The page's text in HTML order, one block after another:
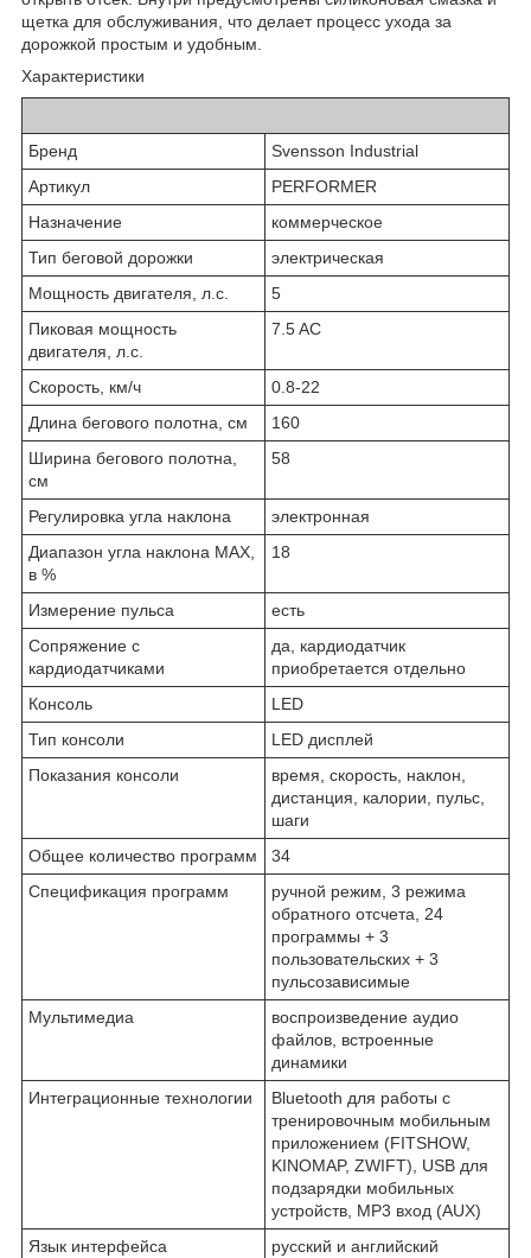
щетка для обслуживания, что делает процесс ухода за
дорожкой простым и удобным.
Характеристики
Бренд
Svensson Industrial
Артикул
PERFORMER
Назначение
коммерческое
Тип беговой дорожки
электрическая
Мощность двигателя, л.с.
5
Пиковая мощность
двигателя, л.с.
7.5 AC
Скорость, км/ч
0.8-22
Длина бегового полотна, см
160
Ширина бегового полотна,
см
58
Регулировка угла наклона
электронная
Диапазон угла наклона MAX,
в %
18
Измерение пульса
есть
Сопряжение с
кардиодатчиками
да, кардиодатчик
приобретается отдельно
Консоль
LED
Тип консоли
LED дисплей
Показания консоли
время, скорость, наклон,
дистанция, калории, пульс,
шаги
Общее количество программ
34
Спецификация программ
ручной режим, 3 режима
обратного отсчета, 24
программы + 3
пользовательских + 3
пульсозависимые
Мультимедиа
воспроизведение аудио
файлов, встроенные
динамики
Интеграционные технологии
Bluetooth для работы с
тренировочным мобильным
приложением (FITSHOW,
KINOMAP, ZWIFT), USB для
подзарядки мобильных
устройств, MP3 вход (AUX)
Язык интерфейса
русский и английский